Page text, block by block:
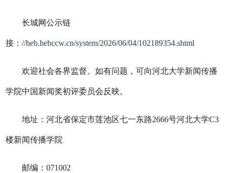
长城网公示链
接：//heb.hebccw.cn/system/2026/06/04/102189354.shtml
欢迎社会各界监督。如有问题，可向河北大学新闻传播
学院中国新闻奖初评委员会反映。
地址：河北省保定市莲池区七一东路2666号河北大学C3
楼新闻传播学院
邮编：071002